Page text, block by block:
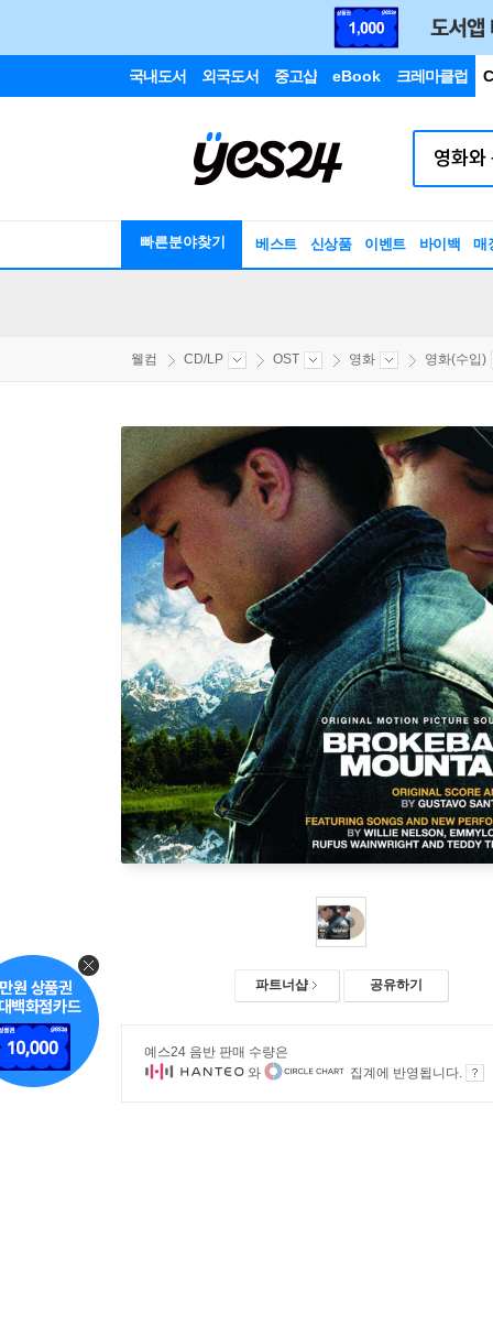
국내도서 외국도서 중고샵 eBook 크레마클럽
빠른분야찾기 베스트 신상품 이벤트 바이백 매
웰컴 CD/LP OST 영화 영화(수입)
파트너샵 공유하기
예스24 음반 판매 수량은
와
집계에 반영됩니다.